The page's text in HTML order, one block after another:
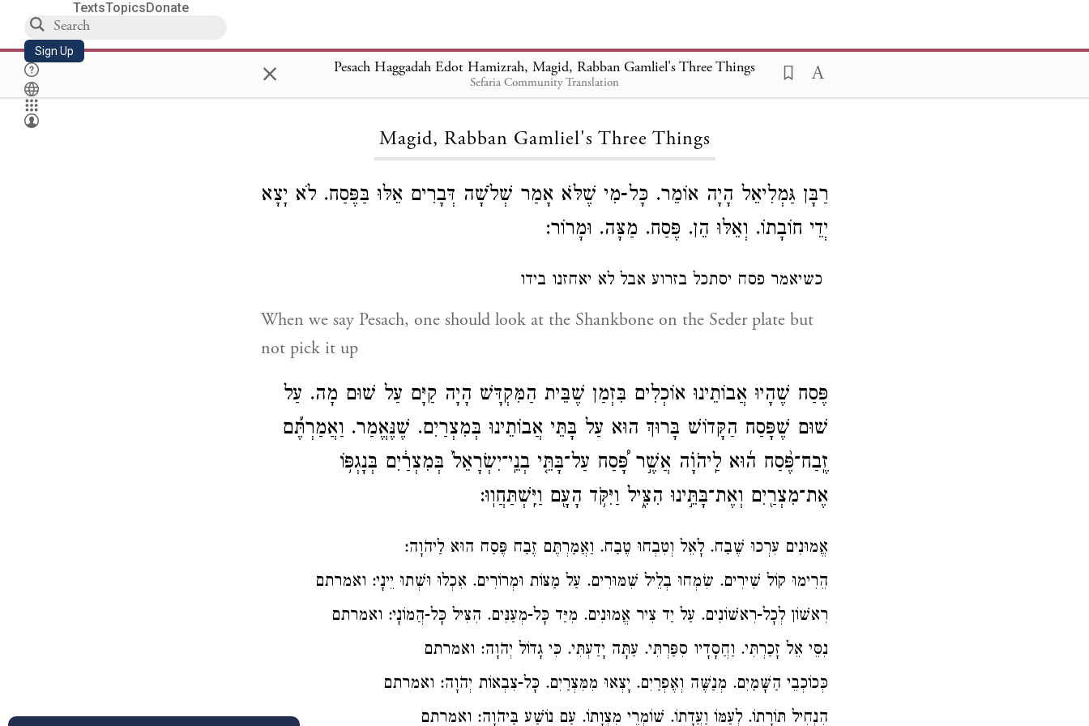
TextsTopicsDonate
Sign Up × Pesach Haggadah Edot Hamizrah, Magid, Rabban Gamliel's Three Things
Sefaria Community Translation
Loading...
Magid, Rabban Gamliel's Three Things
רַבָּן גַּמְלִיאֵל הָיָה אוֹמֵר. כָּל-מִי שֶׁלֹּא אָמַר שְׁלֹשָׁה דְּבָרִים אֵלּוּ בַּפֶּסַח. לֹא יָצָא
יְדֵי חוֹבָתוֹ. וְאֵלּוּ הֵן. פֶּסַח. מַצָּה. וּמָרוֹר:
כשיאמר פסח יסתכל בזרוע אבל לא יאחזנו בידו
When we say Pesach, one should look at the Shankbone on the Seder plate but
not pick it up
פֶּסַח שֶׁהָיוּ אֲבוֹתֵינוּ אוֹכְלִים בִּזְמַן שֶׁבֵּית הַמִּקְדָּשׁ הָיָה קַיָּם עַל שׁוּם מָה. עַל
שׁוּם שֶׁפָּסַח הַקָּדוֹשׁ בָּרוּךְ הוּא עַל בָּתֵּי אֲבוֹתֵינוּ בְּמִצְרַיִם. שֶׁנֶּאֱמַר. וַאֲמַרְתֶּ֡ם
זֶֽבַח־פֶּ֨סַח ה֜וּא לַֽיהֹוָ֗ה אֲשֶׁ֣ר פָּ֠סַח עַל־בָּתֵּ֤י בְנֵֽי־יִשְׂרָאֵל֙ בְּמִצְרַ֔יִם בְּנָגְפּ֥וֹ
אֶת־מִצְרַ֖יִם וְאֶת־בָּתֵּ֣ינוּ הִצִּ֑יל וַיִּקֹּ֥ד הָעָ֖ם וַיִּֽשְׁתַּחֲוֽוּ:
אֱמוּנִים עִרְכוּ שֶׁבַח. לָאֵל וְטִבְחוּ טֶבַח. וַאֲמַרְתֶּם זֶבַח פֶּסַח הוּא לַיהֹוָה:
הֵרִימוּ קוֹל שִׁירִים. שִׂמְחוּ בְלֵיל שִׁמּוּרִים. עַל מַצּוֹת וּמְרוֹרִים. אִכְלוּ וּשְׁתוּ יֵינָי: ואמרתם
רִאשׁוֹן לְכָל-רִאשׁוֹנִים. עַל יַד צִיר אֱמוּנִים. מִיַּד כָּל-מְעַנִּים. הִצִּיל כָּל-הֲמוֹנָי: ואמרתם
נִסֵּי אֵל זָכַרְתִּי. וַחֲסָדָיו סִפַּרְתִּי. עַתָּה יָדַעְתִּי. כִּי גָדוֹל יְהֹוָה: ואמרתם
כְּכוֹכְבֵי הַשָּׁמַיִם. מְנַשֶּׁה וְאֶפְרַיִם. יָצְאוּ מִמִּצְרַיִם. כָּל-צִבְאוֹת יְהֹוָה: ואמרתם
הִנְחִיל תּוֹרָתוֹ. לְעַמּוֹ וַעֲדָתוֹ. שׁוֹמְרֵי מִצְוָתוֹ. עַם נוֹשַׁע בַּיהֹוָה: ואמרתם